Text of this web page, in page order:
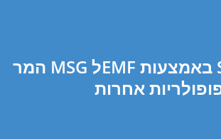
המר MSG לEMF באמצעות SDK בשפות
אחרות